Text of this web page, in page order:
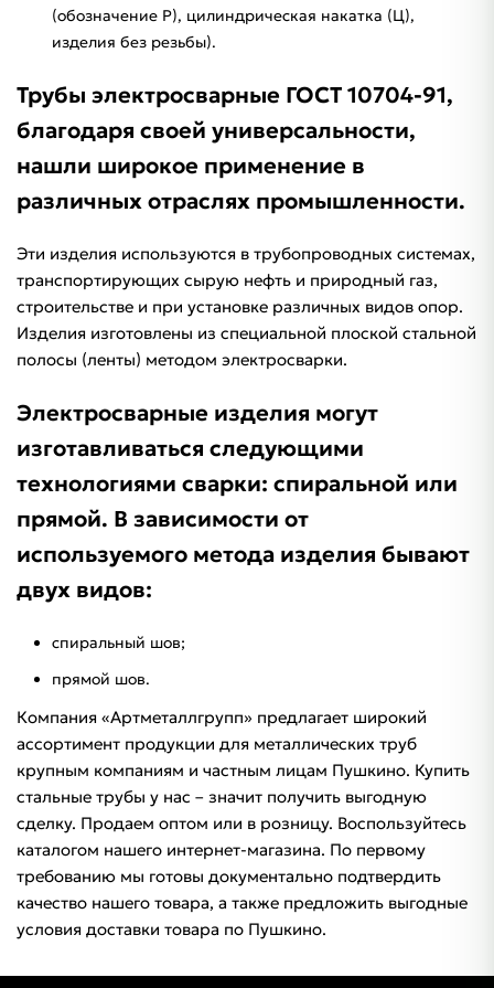
(обозначение Р), цилиндрическая накатка (Ц),
изделия без резьбы).
Трубы электросварные ГОСТ 10704-91,
благодаря своей универсальности,
нашли широкое применение в
различных отраслях промышленности.
Эти изделия используются в трубопроводных системах,
транспортирующих сырую нефть и природный газ,
строительстве и при установке различных видов опор.
Изделия изготовлены из специальной плоской стальной
полосы (ленты) методом электросварки.
Электросварные изделия могут
изготавливаться следующими
технологиями сварки: спиральной или
прямой. В зависимости от
используемого метода изделия бывают
двух видов:
спиральный шов;
прямой шов.
Компания «Артметаллгрупп» предлагает широкий
ассортимент продукции для металлических труб
крупным компаниям и частным лицам Пушкино. Купить
стальные трубы у нас – значит получить выгодную
сделку. Продаем оптом или в розницу. Воспользуйтесь
каталогом нашего интернет-магазина. По первому
требованию мы готовы документально подтвердить
качество нашего товара, а также предложить выгодные
условия доставки товара по Пушкино.